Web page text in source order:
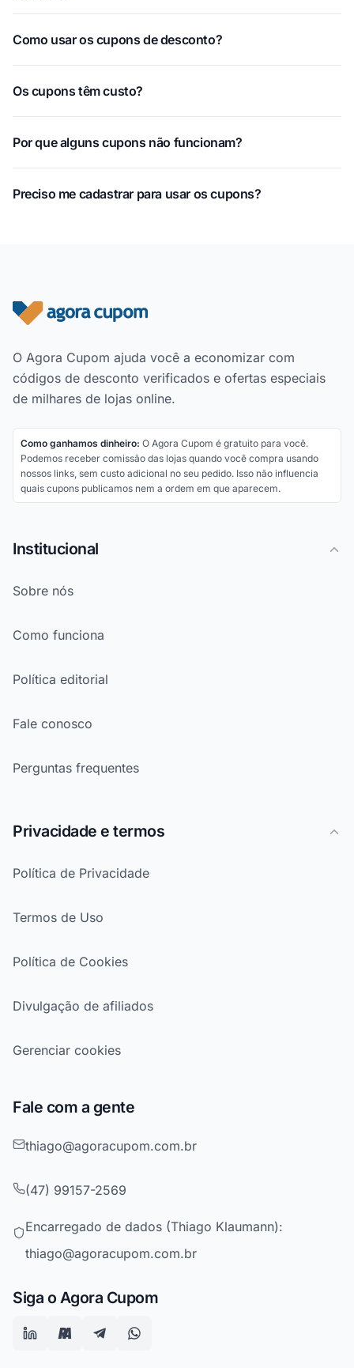
Como usar os cupons de desconto?
Os cupons têm custo?
Por que alguns cupons não funcionam?
Preciso me cadastrar para usar os cupons?
Rodapé do site
O Agora Cupom ajuda você a economizar com
códigos de desconto verificados e ofertas especiais
de milhares de lojas online.
Como ganhamos dinheiro: O Agora Cupom é gratuito para você.
Podemos receber comissão das lojas quando você compra usando
nossos links, sem custo adicional no seu pedido. Isso não influencia
quais cupons publicamos nem a ordem em que aparecem.
Institucional
Sobre nós
Como funciona
Política editorial
Fale conosco
Perguntas frequentes
Privacidade e termos
Política de Privacidade
Termos de Uso
Política de Cookies
Divulgação de afiliados
Gerenciar cookies
Fale com a gente
thiago@agoracupom.com.br
(47) 99157-2569
Encarregado de dados (Thiago Klaumann):
thiago@agoracupom.com.br
Siga o Agora Cupom